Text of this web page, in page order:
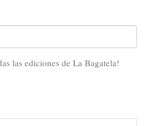
las ediciones de La Bagatela!